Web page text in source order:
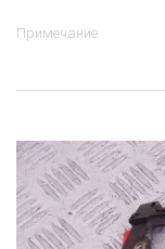
Примечание